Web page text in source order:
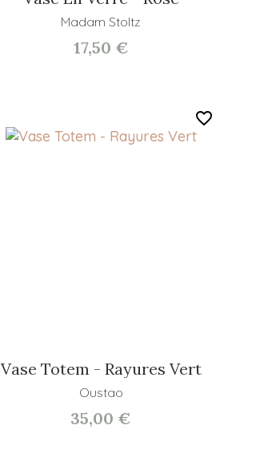
Madam Stoltz
17,50 €
Vase Totem - Rayures Vert
Oustao
35,00 €
favorite_border